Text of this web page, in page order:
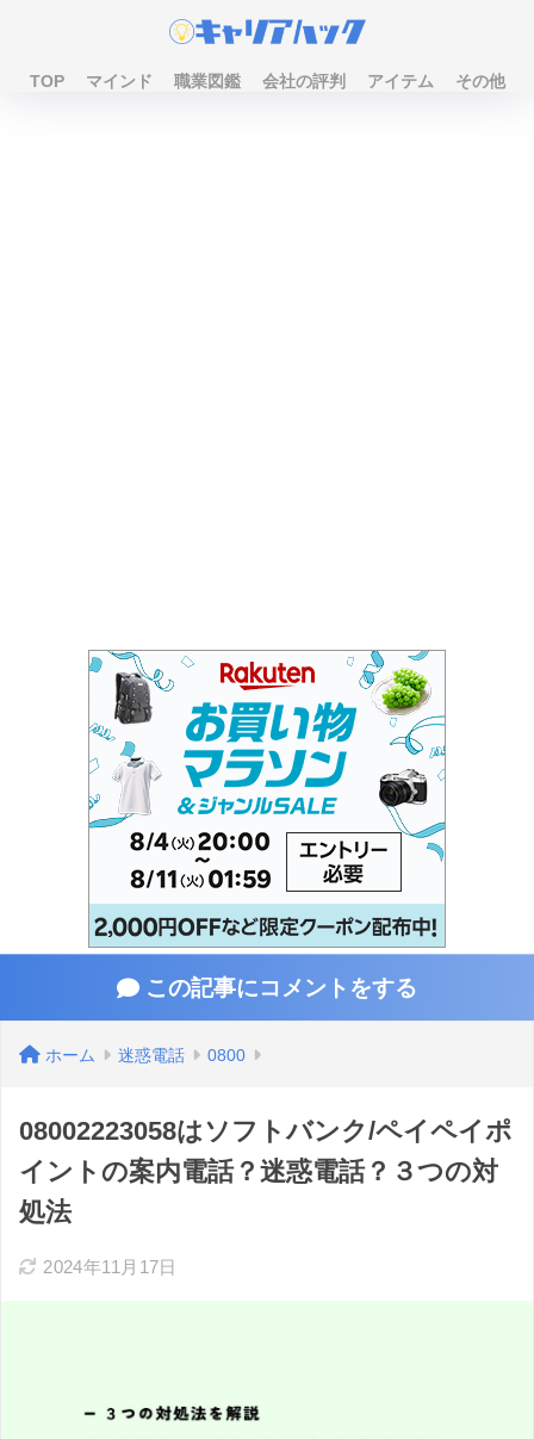
TOP マインド 職業図鑑 会社の評判 アイテム その他
この記事にコメントをする
ホーム 迷惑電話 0800
08002223058はソフトバンク/ペイペイポ
イントの案内電話？迷惑電話？３つの対
処法
2024年11月17日